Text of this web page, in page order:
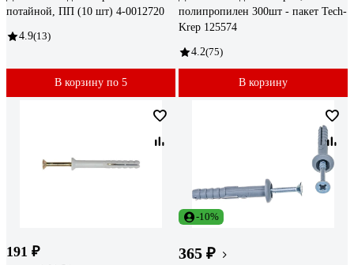
потайной, ПП (10 шт) 4-0012720
4.9(13)
В корзину по 5
полипропилен 300шт - пакет Tech-
Krep 125574
4.2(75)
В корзину
191 ₽
-10%
365 ₽